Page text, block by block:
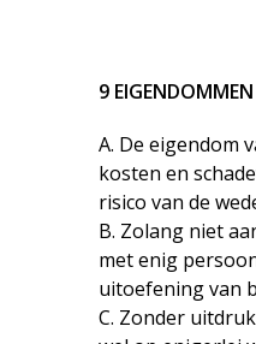
9 EIGENDOMMEN
A. De eigendom
kosten en
risico van de
B. Zolang niet
met enig
uitoefening van
C. Zonder